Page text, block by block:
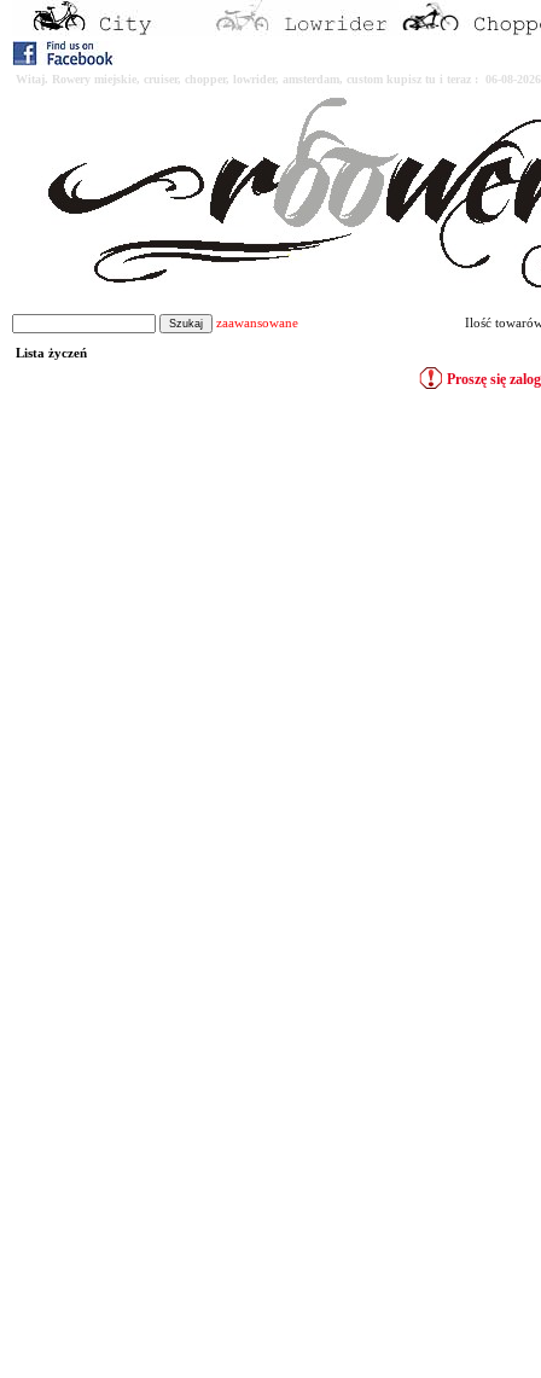
Witaj. Rowery miejskie, cruiser, chopper, lowrider, amsterdam, custom kupisz tu i teraz : 06-08-
zaawansowane Ilość
Lista życzeń
Proszę się